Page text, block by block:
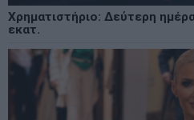
Χρηματιστήριο: Δεύτερη
εκατ.